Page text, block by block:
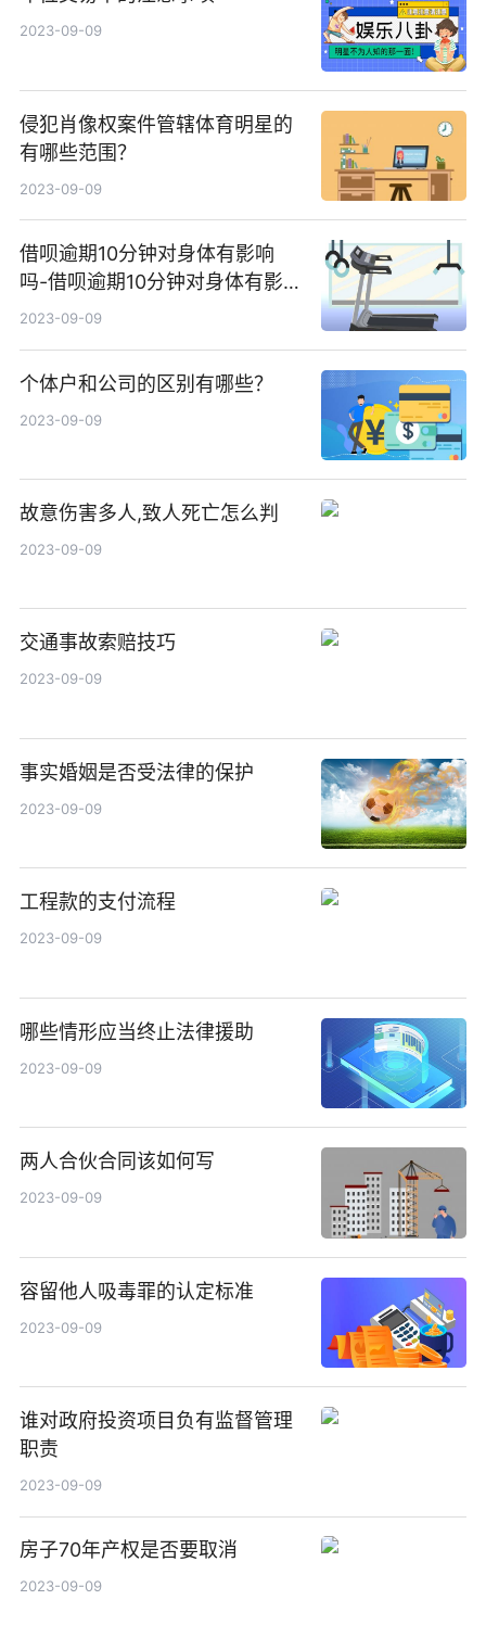
2023-09-09
侵犯肖像权案件管辖体育明星的
有哪些范围？
2023-09-09
借呗逾期10分钟对身体有影响
吗-借呗逾期10分钟对身体有影
响吗怎么办
2023-09-09
个体户和公司的区别有哪些？
2023-09-09
故意伤害多人,致人死亡怎么判
2023-09-09
交通事故索赔技巧
2023-09-09
事实婚姻是否受法律的保护
2023-09-09
工程款的支付流程
2023-09-09
哪些情形应当终止法律援助
2023-09-09
两人合伙合同该如何写
2023-09-09
容留他人吸毒罪的认定标准
2023-09-09
谁对政府投资项目负有监督管理
职责
2023-09-09
房子70年产权是否要取消
2023-09-09